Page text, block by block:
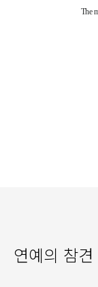
연예의 참견